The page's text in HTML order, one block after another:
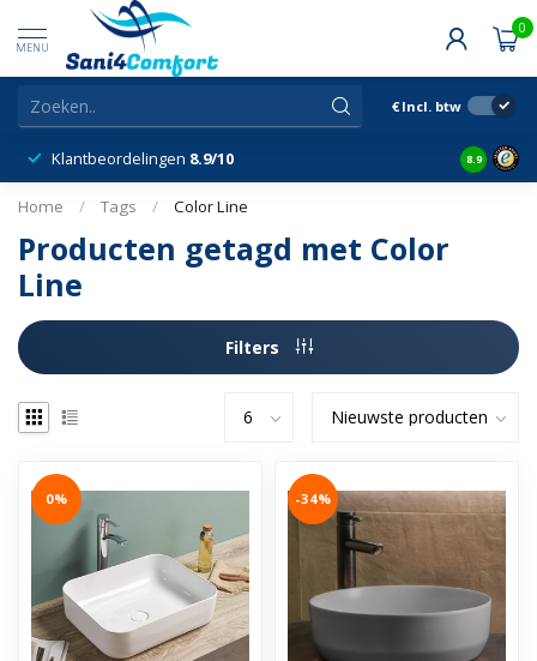
MENU
0
€ Incl. btw
Klantbeordelingen 8.9/10 8.9
Home / Tags / Color Line
Producten getagd met Color
Line
Filters
0% -34%